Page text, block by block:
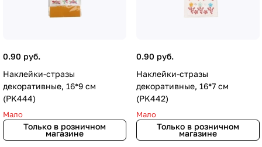
0.90 руб.
Наклейки-стразы
декоративные, 16*9 cм
(PK444)
Мало
Только в розничном
магазине
0.90 руб.
Наклейки-стразы
декоративные, 16*7 cм
(PK442)
Мало
Только в розничном
магазине